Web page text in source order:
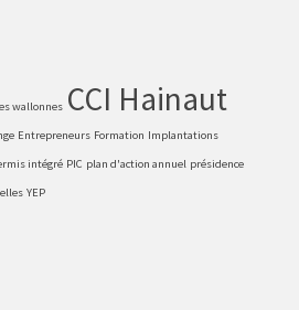
wallonnes CCI Hainaut
Entrepreneurs Formation Implantations
intégré PIC plan d'action annuel présidence
YEP